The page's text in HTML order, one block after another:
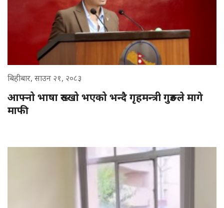
बिहीबार, साउन २१, २०८३
आफ्नो भाषा रुख्खो भएको भन्दै गृहमन्त्री गुरुङले मागे
माफी